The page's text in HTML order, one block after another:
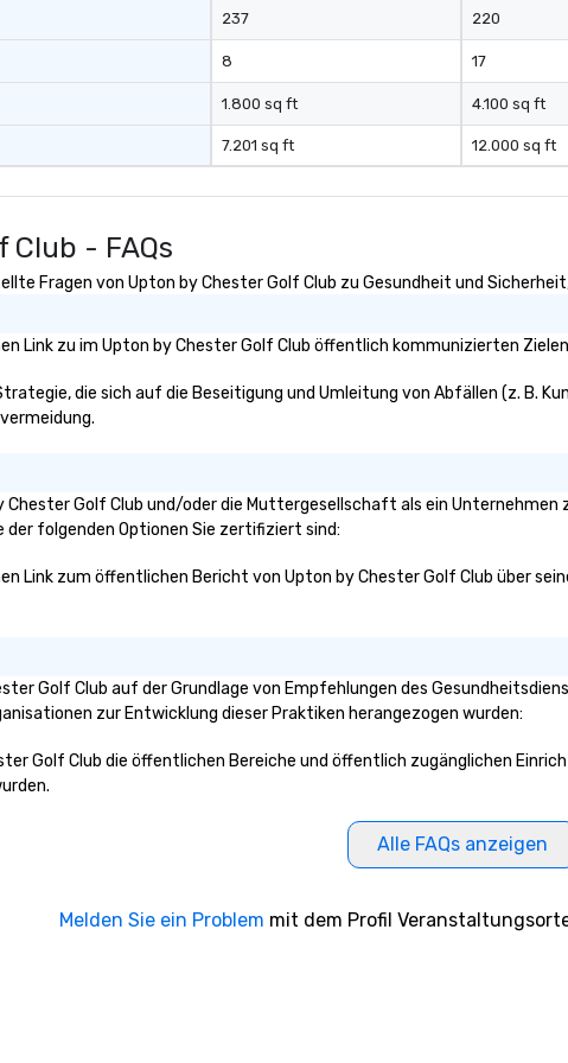
group - send me/my
237
8
1.800 sq ft
7.201 sq ft
220
17
4.100 sq ft
12.000 sq ft
Club - FAQs
Fragen von Upton by Chester Golf Club zu Gesundheit und
Link zu im Upton by Chester Golf Club öffentlich kommunizierten
die sich auf die Beseitigung und Umleitung von Abfällen (z. B.
Chester Golf Club und/oder die Muttergesellschaft als ein
der folgenden Optionen Sie zertifiziert sind:
Link zum öffentlichen Bericht von Upton by Chester Golf Club über
Golf Club auf der Grundlage von Empfehlungen des
zur Entwicklung dieser Praktiken herangezogen wurden:
Golf Club die öffentlichen Bereiche und öffentlich zugänglichen
Alle FAQs anzeigen
Melden Sie ein Problem mit dem Profil